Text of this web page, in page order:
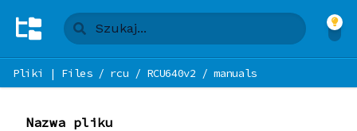
Pliki | Files/ rcu / RCU640v2 /manuals
Nazwa pliku